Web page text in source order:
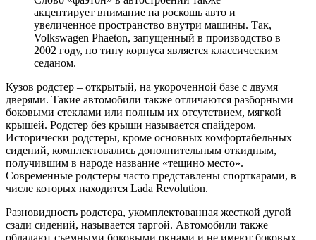
акцентирует внимание на роскошь авто и
увеличенное пространство внутри машины. Так,
Volkswagen Phaeton, запущенный в производство в
2002 году, по типу корпуса является классическим
седаном.
Кузов родстер – открытый, на укороченной базе с двумя
дверями. Такие автомобили также отличаются разборными
боковыми стеклами или полным их отсутствием, мягкой
крышей. Родстер без крыши называется спайдером.
Исторически родстеры, кроме основных комфортабельных
сидений, комплектовались дополнительным откидным,
получившим в народе название «тещино место».
Современные родстеры часто представлены спорткарами, в
числе которых находится Lada Revolution.
Разновидность родстера, укомплектованная жесткой дугой
сзади сидений, называется таргой. Автомобили также